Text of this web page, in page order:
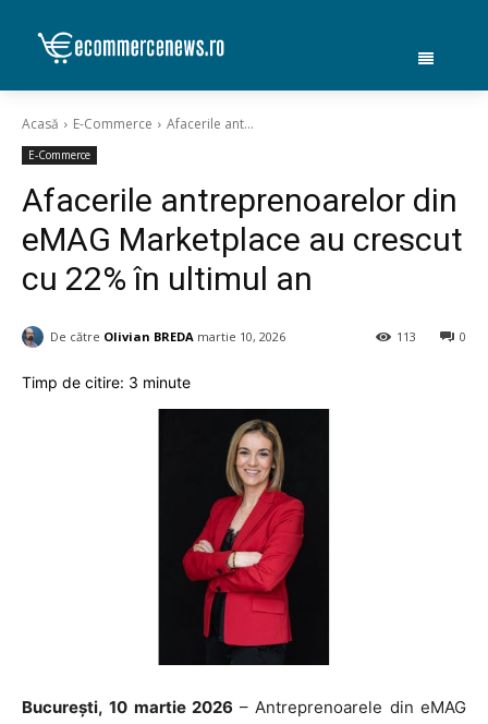
Acasă E-Commerce Afacerile ant...
E-Commerce
Afacerile antreprenoarelor din
eMAG Marketplace au crescut
cu 22% în ultimul an
De către Olivian BREDA martie 10, 2026 0
113
Timp de citire: 3 minute
București, 10 martie 2026 – Antreprenoarele din eMAG